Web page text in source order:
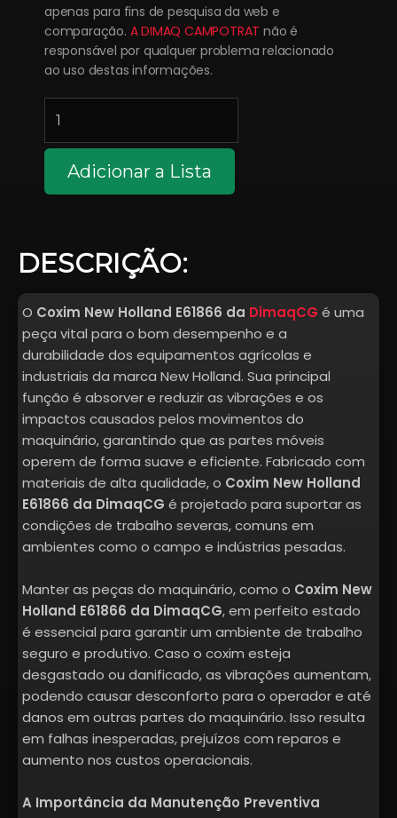
apenas para fins de pesquisa da web e
comparação. A DIMAQ CAMPOTRAT não é
responsável por qualquer problema relacionado
ao uso destas informações.
NEW
HOLLAND
E61866
quantidade
Adicionar a Lista
DESCRIÇÃO:
O Coxim New Holland E61866 da DimaqCG é uma
peça vital para o bom desempenho e a
durabilidade dos equipamentos agrícolas e
industriais da marca New Holland. Sua principal
função é absorver e reduzir as vibrações e os
impactos causados pelos movimentos do
maquinário, garantindo que as partes móveis
operem de forma suave e eficiente. Fabricado com
materiais de alta qualidade, o Coxim New Holland
E61866 da DimaqCG é projetado para suportar as
condições de trabalho severas, comuns em
ambientes como o campo e indústrias pesadas.
Manter as peças do maquinário, como o Coxim New
Holland E61866 da DimaqCG, em perfeito estado
é essencial para garantir um ambiente de trabalho
seguro e produtivo. Caso o coxim esteja
desgastado ou danificado, as vibrações aumentam,
podendo causar desconforto para o operador e até
danos em outras partes do maquinário. Isso resulta
em falhas inesperadas, prejuízos com reparos e
aumento nos custos operacionais.
A Importância da Manutenção Preventiva